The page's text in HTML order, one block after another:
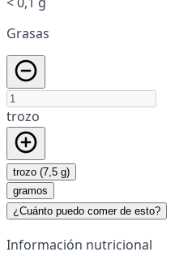
Grasas
trozo
trozo (7,5 g)
gramos
¿Cuánto puedo comer de esto?
Información nutricional